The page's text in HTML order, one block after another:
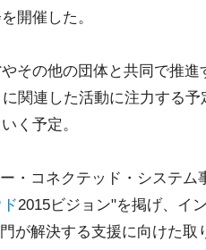
開催した。
その他の団体と共同で推
関連した活動に注力する
く予定。
・コネクテッド・システム
2015ビジョン"を掲げ、イ
が解決する支援に向けた取